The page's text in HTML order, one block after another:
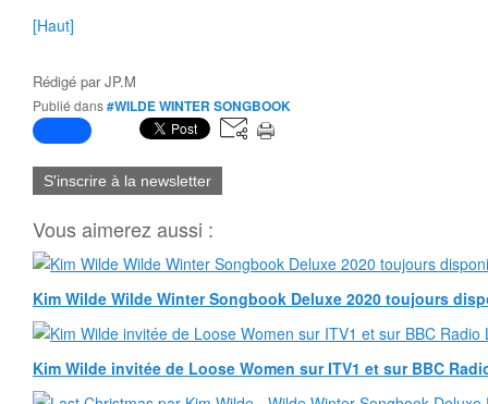
[Haut]
Rédigé parJP.M
Publié dans#WILDE WINTER SONGBOOK
S'inscrire à la newsletter
Vous aimerez aussi :
Kim Wilde Wilde Winter Songbook Deluxe 2020 toujours
Kim Wilde invitée de Loose Women sur ITV1 et sur BBC